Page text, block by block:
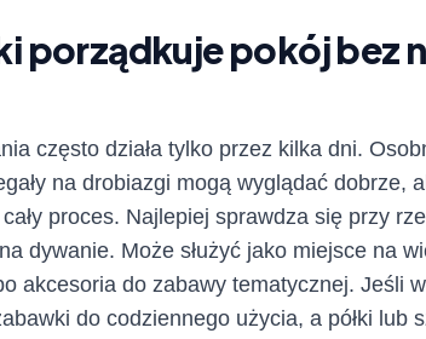
porządkuje pokój bez
często działa tylko przez kilka dni.
na drobiazgi mogą wyglądać dobrze,
proces. Najlepiej sprawdza się przy
dywanie. Może służyć jako miejsce na
akcesoria do zabawy tematycznej. Jeśli
do codziennego użycia, a półki lub